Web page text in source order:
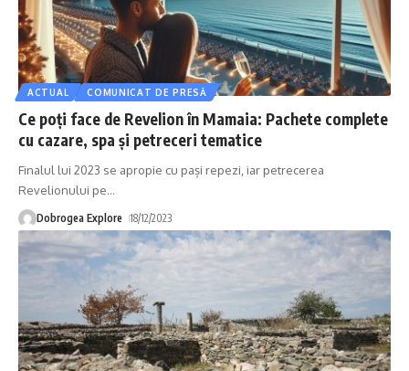
ACTUAL COMUNICAT DE PRESĂ
Ce poți face de Revelion în Mamaia: Pachete complete
cu cazare, spa și petreceri tematice
Finalul lui 2023 se apropie cu pași repezi, iar petrecerea
Revelionului pe…
Dobrogea Explore 18/12/2023